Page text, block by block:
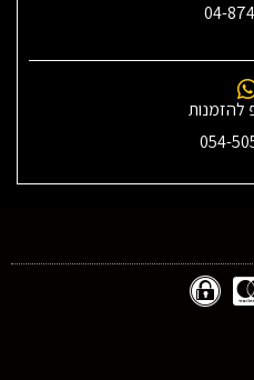
04-
להזמנות
054-